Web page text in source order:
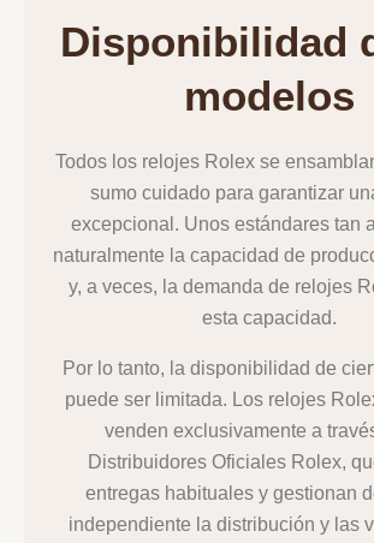
Disponibilidad
modelos
Todos los relojes Rolex se
sumo cuidado para garantizar
excepcional. Unos estándares tan
naturalmente la capacidad de
y, a veces, la demanda de relojes
esta capacidad.
Por lo tanto, la disponibilidad de
puede ser limitada. Los relojes
venden exclusivamente a
Distribuidores Oficiales Rolex,
entregas habituales y gestionan
independiente la distribución y las